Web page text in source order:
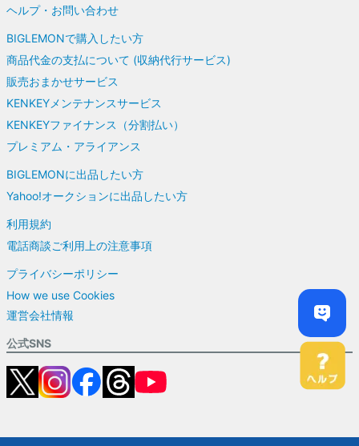
ヘルプ・お問い合わせ
BIGLEMONで購入したい方
商品代金の支払について (収納代行サービス)
販売おまかせサービス
KENKEYメンテナンスサービス
KENKEYファイナンス（分割払い）
プレミアム・アライアンス
BIGLEMONに出品したい方
Yahoo!オークションに出品したい方
利用規約
電話商談ご利用上の注意事項
プライバシーポリシー
How we use Cookies
運営会社情報
公式SNS